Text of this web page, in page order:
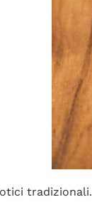
tradizionali.